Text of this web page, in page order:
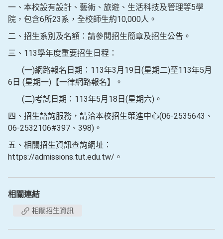
一、本校設有設計、藝術、旅遊、生活科技及管理等5學
院，包含6所23系，全校師生約10,000人。
二、招生系別及名額：請參閱招生簡章及招生公告。
三、113學年度重要招生日程：
(一)網路報名日期：113年3月19日(星期二)至113年5月
6日 (星期一)【一律網路報名】。
(二)考試日期：113年5月18日(星期六)。
四、招生諮詢服務，請洽本校招生策進中心(06-2535643、
06-2532106#397、398)。
五、相關招生資訊查詢網址：
https://admissions.tut.edu.tw/。
相關連結
相關招生資訊